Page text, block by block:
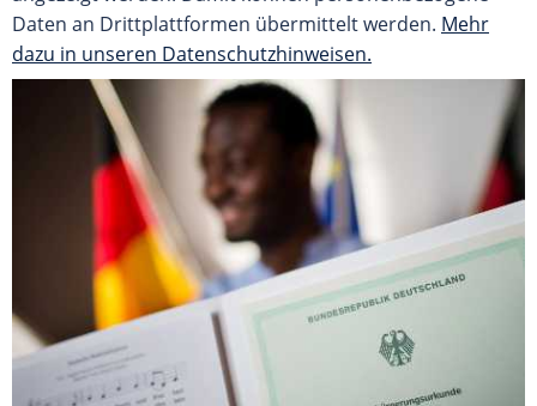
Daten an Drittplattformen übermittelt werden. Mehr
dazu in unseren Datenschutzhinweisen.